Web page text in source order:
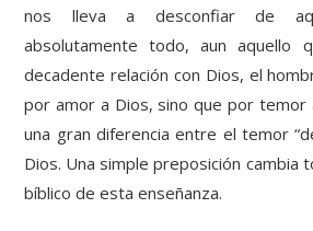
nos lleva a desconfiar de
absolutamente todo, aun aquello
decadente relación con Dios, el
por amor a Dios, sino que por temor
una gran diferencia entre el temor
Dios. Una simple preposición cambia
bíblico de esta enseñanza.